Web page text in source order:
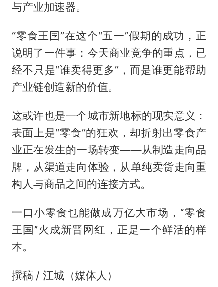
与产业加速器。
“零食王国”在这个“五一”假期的成功，正
说明了一件事：今天商业竞争的重点，已
经不只是“谁卖得更多”，而是谁更能帮助
产业链创造新的价值。
这或许也是一个城市新地标的现实意义：
表面上是“零食”的狂欢，却折射出零食产
业正在发生的一场转变——从制造走向品
牌，从渠道走向体验，从单纯卖货走向重
构人与商品之间的连接方式。
一口小零食也能做成万亿大市场，“零食
王国”火成新晋网红，正是一个鲜活的样
本。
撰稿 / 江城（媒体人）